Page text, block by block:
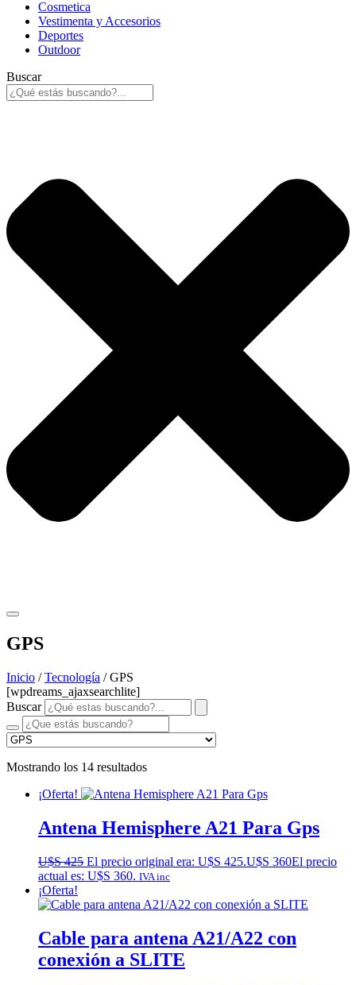
Cosmetica
Vestimenta y Accesorios
Deportes
Outdoor
Buscar
GPS
Inicio /Tecnología / GPS
[wpdreams_ajaxsearchlite]
Buscar
Mostrando los 14 resultados
¡Oferta!
Antena Hemisphere A21 Para Gps
U$S425 El precio original era: U$S 425.U$S 360El precio
actual es: U$S 360. IVA inc
¡Oferta!
Cable para antena A21/A22 con
conexión a SLITE